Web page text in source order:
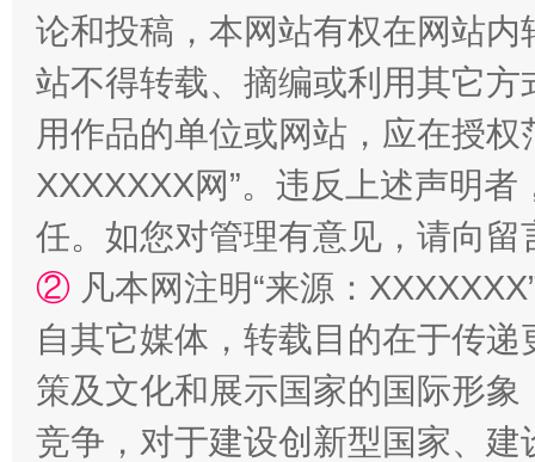
国家大学科技园优化重塑工作
扯下公款旅游的“隐身衣” 如何以
论和投稿，本网站有权在网站
站不得转载、摘编或利用其它
用作品的单位或网站，应在授
XXXXXXX网”。违反上述声明
任。如您对管理有意见，请向
② 凡本网注明“来源：
自其它媒体，转载目的在于传
策及文化和展示国家的国际形
竞争，对于建设创新型国家、